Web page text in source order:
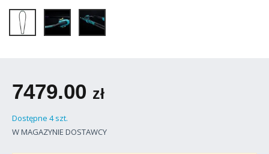
7479.00 zł
Dostępne 4 szt.
W MAGAZYNIE DOSTAWCY